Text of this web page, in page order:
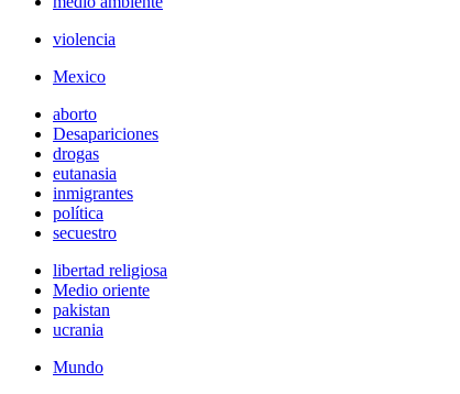
violencia
Mexico
aborto
Desapariciones
drogas
eutanasia
inmigrantes
política
secuestro
libertad religiosa
Medio oriente
pakistan
ucrania
Mundo